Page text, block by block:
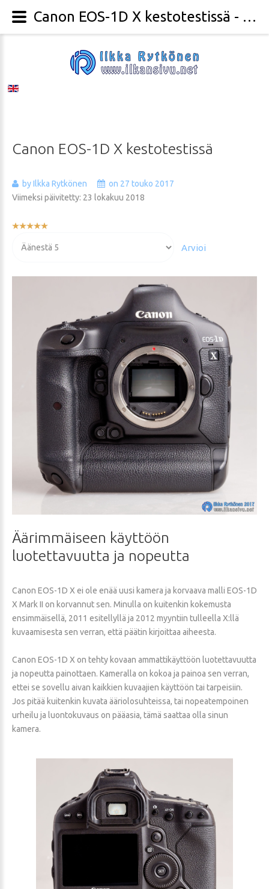
Canon EOS-1D X kestotestissä
by Ilkka Rytkönen
on 27 touko 2017
Viimeksi päivitetty: 23 lokakuu 2018
Käyttäjän
arvioida
Äärimmäiseen käyttöön
luotettavuutta ja nopeutta
Canon EOS-1D X ei ole enää uusi kamera ja korvaava malli EOS-1D
X Mark II on korvannut sen. Minulla on kuitenkin kokemusta
ensimmäisellä, 2011 esitellyllä ja 2012 myyntiin tulleella X:llä
kuvaamisesta sen verran, että päätin kirjoittaa aiheesta.
Canon EOS-1D X on tehty kovaan ammattikäyttöön luotettavuutta
ja nopeutta painottaen. Kameralla on kokoa ja painoa sen verran,
ettei se sovellu aivan kaikkien kuvaajien käyttöön tai tarpeisiin.
Jos pitää kuitenkin kuvata ääriolosuhteissa, tai nopeatempoinen
urheilu ja luontokuvaus on pääasia, tämä saattaa olla sinun
kamera.
Canon EOS-1D X kestotestissä - Valokuvaaja Ilkka Rytkönen